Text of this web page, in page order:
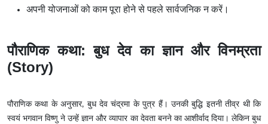
अपनी योजनाओं को काम पूरा होने से पहले सार्वजनिक न करें।
पौराणिक कथा: बुध देव का ज्ञान और विनम्रता
(Story)
पौराणिक कथा के अनुसार, बुध देव चंद्रमा के पुत्र हैं। उनकी बुद्धि इतनी तीव्र थी कि
स्वयं भगवान विष्णु ने उन्हें ज्ञान और व्यापार का देवता बनने का आशीर्वाद दिया। लेकिन बुध